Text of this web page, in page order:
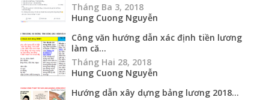
Tháng Ba 3, 2018
Hung Cuong Nguyễn
Công văn hướng dẫn xác định tiền lương
làm că...
Tháng Hai 28, 2018
Hung Cuong Nguyễn
Hướng dẫn xây dựng bảng lương 2018...